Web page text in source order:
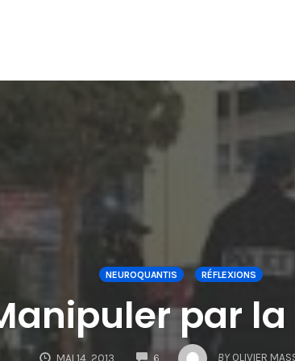
NEUROQUANTIS RÉFLEXIONS
par la
MAI 14, 2013 6
COMMENTS
BY OLIVIER